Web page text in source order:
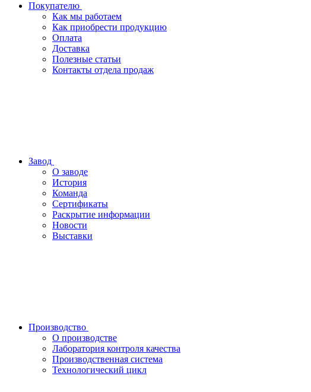
Покупателю
Как мы работаем
Как приобрести продукцию
Оплата
Доставка
Полезные статьи
Контакты отдела продаж
Завод
О заводе
История
Команда
Сертификаты
Раскрытие информации
Новости
Выставки
Производство
О производстве
Лаборатория контроля качества
Производственная система
Технологический цикл